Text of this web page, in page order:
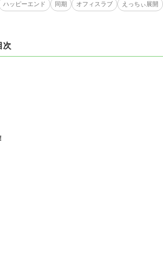
ハッピーエンド 同期 オフィスラブ えっちぃ展開
次